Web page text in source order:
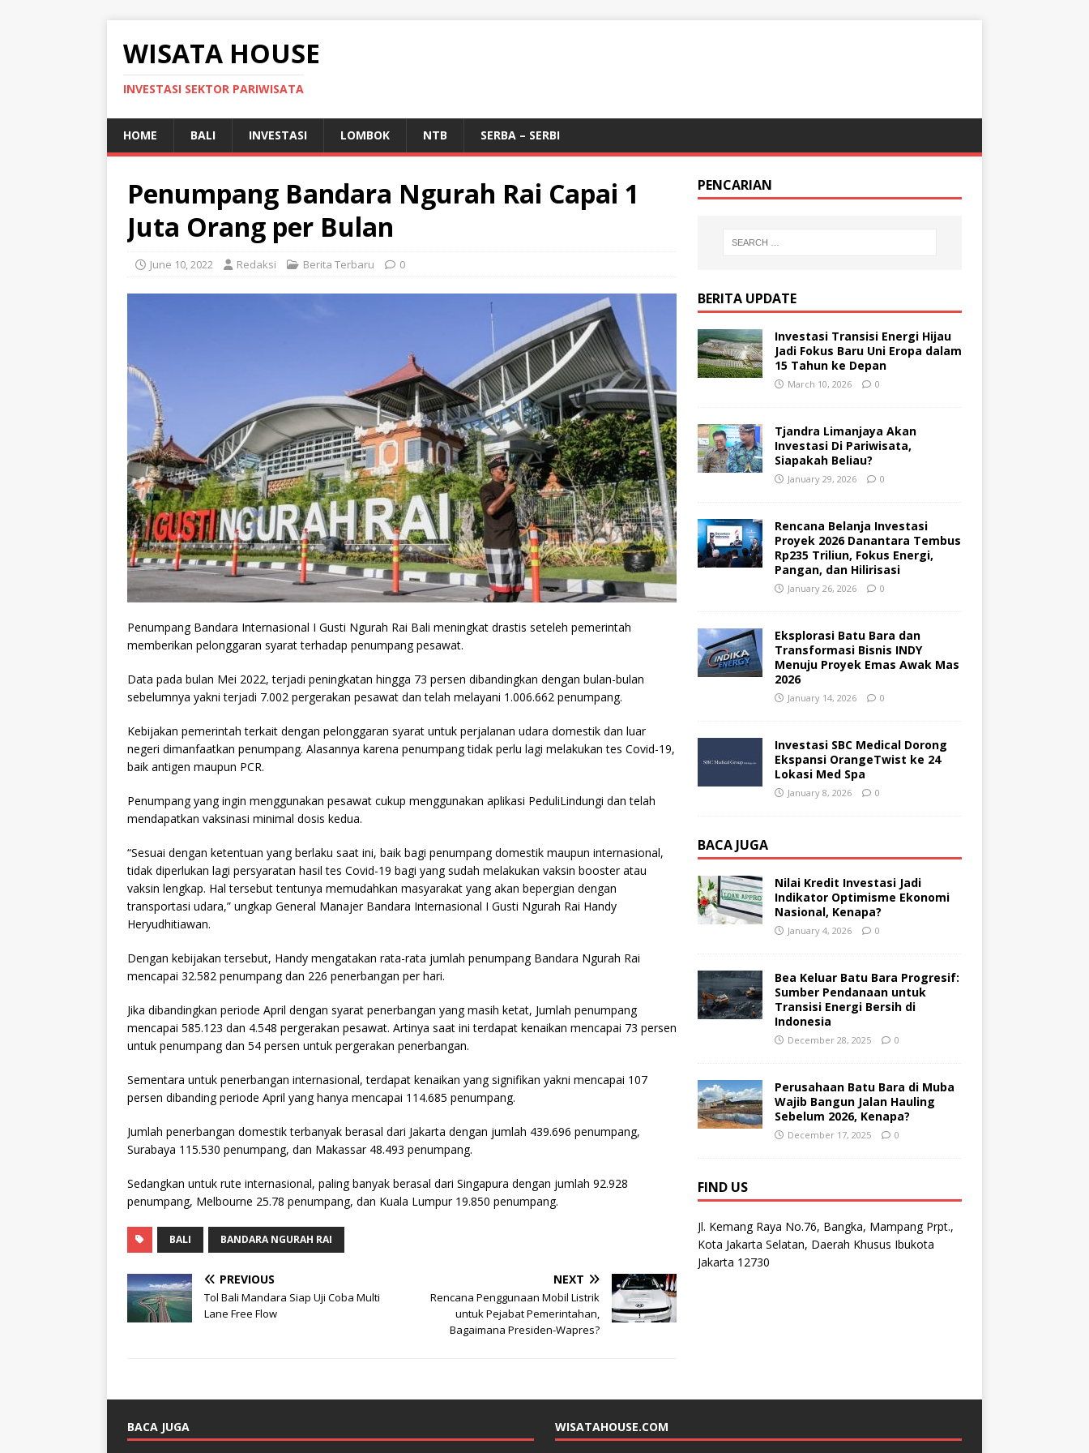
WISATA HOUSE
INVESTASI SEKTOR PARIWISATA
HOME BALI INVESTASI LOMBOK NTB SERBA – SERBI
Penumpang Bandara Ngurah Rai Capai 1
Juta Orang per Bulan
June 10, 2022 Redaksi Berita Terbaru 0
Penumpang Bandara Internasional I Gusti Ngurah Rai Bali meningkat drastis seteleh pemerintah
memberikan pelonggaran syarat terhadap penumpang pesawat.
Data pada bulan Mei 2022, terjadi peningkatan hingga 73 persen dibandingkan dengan bulan-bulan
sebelumnya yakni terjadi 7.002 pergerakan pesawat dan telah melayani 1.006.662 penumpang.
Kebijakan pemerintah terkait dengan pelonggaran syarat untuk perjalanan udara domestik dan luar
negeri dimanfaatkan penumpang. Alasannya karena penumpang tidak perlu lagi melakukan tes Covid-19,
baik antigen maupun PCR.
Penumpang yang ingin menggunakan pesawat cukup menggunakan aplikasi PeduliLindungi dan telah
mendapatkan vaksinasi minimal dosis kedua.
“Sesuai dengan ketentuan yang berlaku saat ini, baik bagi penumpang domestik maupun internasional,
tidak diperlukan lagi persyaratan hasil tes Covid-19 bagi yang sudah melakukan vaksin booster atau
vaksin lengkap. Hal tersebut tentunya memudahkan masyarakat yang akan bepergian dengan
transportasi udara,” ungkap General Manajer Bandara Internasional I Gusti Ngurah Rai Handy
Heryudhitiawan.
Dengan kebijakan tersebut, Handy mengatakan rata-rata jumlah penumpang Bandara Ngurah Rai
mencapai 32.582 penumpang dan 226 penerbangan per hari.
Jika dibandingkan periode April dengan syarat penerbangan yang masih ketat, Jumlah penumpang
mencapai 585.123 dan 4.548 pergerakan pesawat. Artinya saat ini terdapat kenaikan mencapai 73 persen
untuk penumpang dan 54 persen untuk pergerakan penerbangan.
Sementara untuk penerbangan internasional, terdapat kenaikan yang signifikan yakni mencapai 107
persen dibanding periode April yang hanya mencapai 114.685 penumpang.
Jumlah penerbangan domestik terbanyak berasal dari Jakarta dengan jumlah 439.696 penumpang,
Surabaya 115.530 penumpang, dan Makassar 48.493 penumpang.
Sedangkan untuk rute internasional, paling banyak berasal dari Singapura dengan jumlah 92.928
penumpang, Melbourne 25.78 penumpang, dan Kuala Lumpur 19.850 penumpang.
BALI BANDARA NGURAH RAI
PREVIOUS
Tol Bali Mandara Siap Uji Coba Multi
Lane Free Flow
NEXT
Rencana Penggunaan Mobil Listrik
untuk Pejabat Pemerintahan,
Bagaimana Presiden-Wapres?
PENCARIAN
BERITA UPDATE
Investasi Transisi Energi Hijau
Jadi Fokus Baru Uni Eropa dalam
15 Tahun ke Depan
March 10, 2026 0
Tjandra Limanjaya Akan
Investasi Di Pariwisata,
Siapakah Beliau?
January 29, 2026 0
Rencana Belanja Investasi
Proyek 2026 Danantara Tembus
Rp235 Triliun, Fokus Energi,
Pangan, dan Hilirisasi
January 26, 2026 0
Eksplorasi Batu Bara dan
Transformasi Bisnis INDY
Menuju Proyek Emas Awak Mas
2026
January 14, 2026 0
Investasi SBC Medical Dorong
Ekspansi OrangeTwist ke 24
Lokasi Med Spa
January 8, 2026 0
BACA JUGA
Nilai Kredit Investasi Jadi
Indikator Optimisme Ekonomi
Nasional, Kenapa?
January 4, 2026 0
Bea Keluar Batu Bara Progresif:
Sumber Pendanaan untuk
Transisi Energi Bersih di
Indonesia
December 28, 2025 0
Perusahaan Batu Bara di Muba
Wajib Bangun Jalan Hauling
Sebelum 2026, Kenapa?
December 17, 2025 0
FIND US
Jl. Kemang Raya No.76, Bangka, Mampang Prpt.,
Kota Jakarta Selatan, Daerah Khusus Ibukota
Jakarta 12730
BACA JUGA WISATAHOUSE.COM